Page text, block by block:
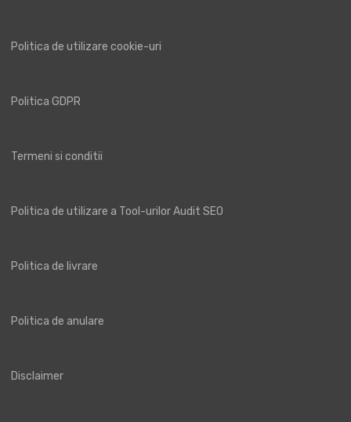
Politica de utilizare cookie-uri
Politica GDPR
Termeni si conditii
Politica de utilizare a Tool-urilor Audit SEO
Politica de livrare
Politica de anulare
Disclaimer